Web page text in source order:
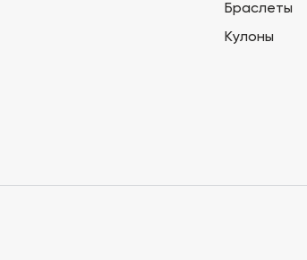
Браслеты
Кулоны